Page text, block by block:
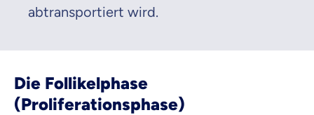
abtransportiert wird.
Die Follikelphase
(Proliferationsphase)